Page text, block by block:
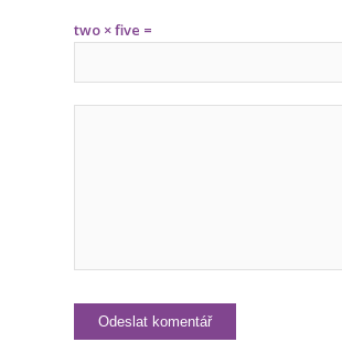
two × five =